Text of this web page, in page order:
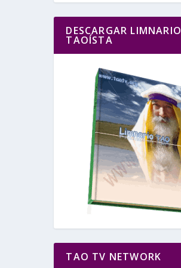
DESCARGAR LIMNARIO
TAOÍSTA
TAO TV NETWORK